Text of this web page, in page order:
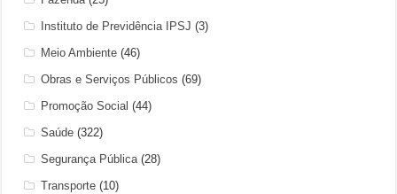
Instituto de Previdência IPSJ (3)
Meio Ambiente (46)
Obras e Serviços Públicos (69)
Promoção Social (44)
Saúde (322)
Segurança Pública(28)
Transporte (10)